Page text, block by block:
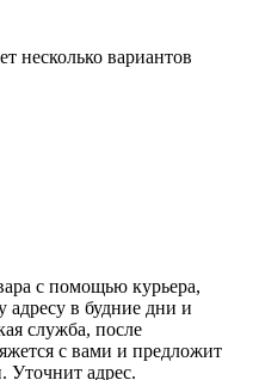
несколько вариантов
с помощью курьера,
адресу в будние дни и
служба, после
с вами и предложит
Уточнит адрес.